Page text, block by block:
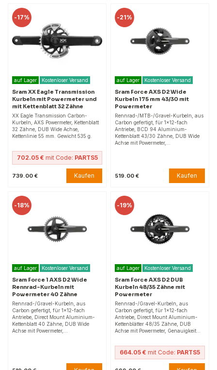
-17%
auf Lager Kostenloser Versand
Sram XX Eagle Transmission
Kurbeln mit Powermeter und
mit Kettenblatt 32 Zähne
XX Eagle Transmission Carbon-
Kurbeln, AXS Powermeter, Kettenblatt
32 Zähne, DUB Wide Achse,
Kettenlinie 55 mm. Gewicht 535 g.
702.05 € mit Code: PARTS5
739.00 € Kaufen
-21%
auf Lager Kostenloser Versand
Sram Force AXS D2 Wide
Kurbeln 175 mm 43/30 mit
Powermeter
Rennrad-/MTB-/Gravel-Kurbeln, aus
Carbon gefertigt, für 1×12-fach
Antriebe, BCD 94 Aluminium-
Kettenblatt 43/30 Zähne, DUB Wide
Achse mit Powermeter,…
519.00 € Kaufen
-18%
auf Lager Kostenloser Versand
Sram Force 1 AXS D2 Wide
Rennrad-Kurbeln mit
Powermeter 40 Zähne
Rennrad-/Gravel-Kurbeln, aus
Carbon gefertigt, für 1×12-fach
Antriebe, Direct Mount Aluminium-
Kettenblatt 40 Zähne, DUB Wide
Achse mit Powermeter,…
-19%
auf Lager Kostenloser Versand
Sram Force AXS D2 DUB
Kurbeln 48/35 Zähne mit
Powermeter
Rennrad-/Gravel-Kurbeln, aus
Carbon gefertigt, für 1×12-fach
Antriebe, Direct Mount Aluminium-
Kettenblätter 48/35 Zähne, DUB
Achse mit Powermeter, Genauigkeit…
664.05 € mit Code: PARTS5